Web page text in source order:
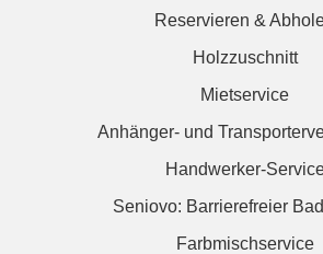
Reservieren &
Holzzuschnitt
Mietservice
Anhänger- und
Handwerker-
Seniovo: Barrierefreier
Farbmischservice